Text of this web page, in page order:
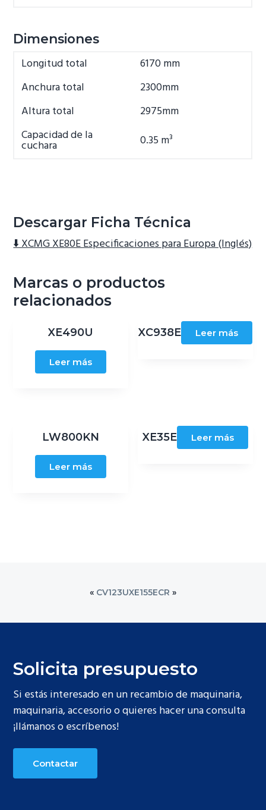
Dimensiones
Longitud total
6170 mm
Anchura total
2300mm
Altura total
2975mm
Capacidad de la
cuchara 0.35 m³
Descargar Ficha Técnica
⬇️ XCMG XE80E Especificaciones para Europa (Inglés)
Marcas o productos
relacionados
XE490U
Leer más
XC938E Leer más
LW800KN
Leer más
XE35E Leer más
« CV123UXE155ECR »
Solicita presupuesto
Si estás interesado en un recambio de maquinaria,
maquinaria, accesorio o quieres hacer una consulta
¡llámanos o escríbenos!
Contactar